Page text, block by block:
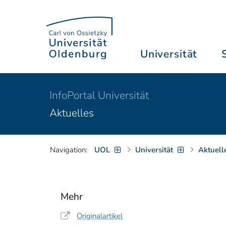
Universität
InfoPortal Universität
Aktuelles
Navigation: UOL Universität
Mehr
Originalartikel